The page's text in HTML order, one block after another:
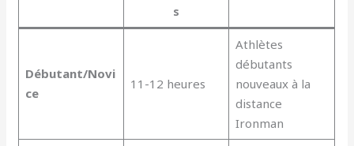
s
Débutant/Novi
ce
11-12 heures
Athlètes
débutants
nouveaux à la
distance
Ironman